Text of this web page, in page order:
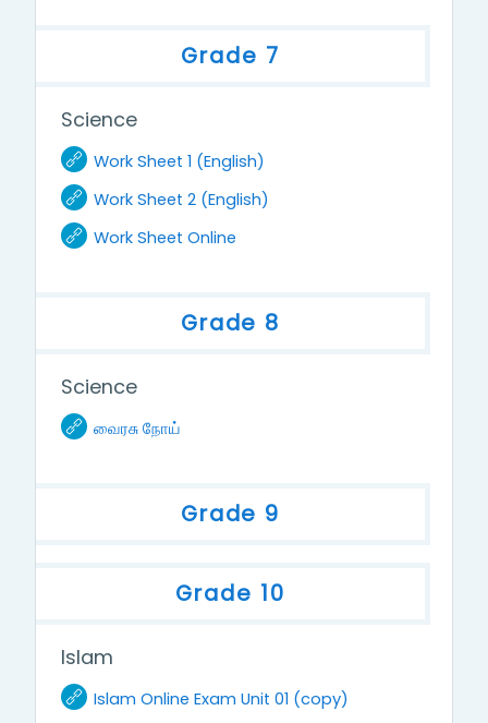
Grade 7
Science
Work Sheet 1 (English)
Work Sheet 2 (English)
Work Sheet OnlineURL
Grade 8
Science
வைரசு நோய்URL
Grade 9
Grade 10
Islam
Islam Online Exam Unit 01 (copy)